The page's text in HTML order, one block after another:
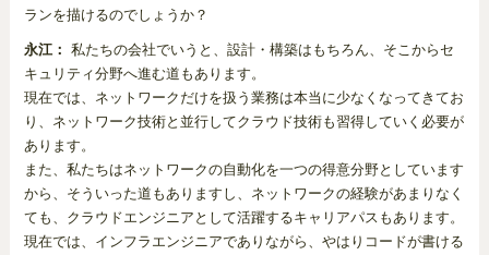
ランを描けるのでしょうか？
永江： 私たちの会社でいうと、設計・構築はもちろん、そこからセ
キュリティ分野へ進む道もあります。
現在では、ネットワークだけを扱う業務は本当に少なくなってきてお
り、ネットワーク技術と並行してクラウド技術も習得していく必要が
あります。
また、私たちはネットワークの自動化を一つの得意分野としています
から、そういった道もありますし、ネットワークの経験があまりなく
ても、クラウドエンジニアとして活躍するキャリアパスもあります。
現在では、インフラエンジニアでありながら、やはりコードが書ける